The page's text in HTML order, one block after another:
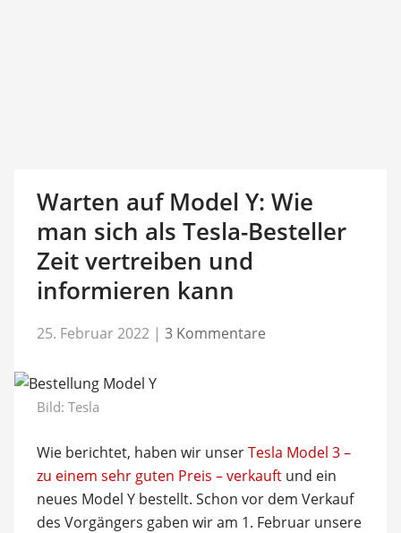
Warten auf Model Y: Wie
man sich als Tesla-Besteller
Zeit vertreiben und
informieren kann
25. Februar 2022 | 3 Kommentare
Bild: Tesla
Wie berichtet, haben wir unserTesla Model 3 –
zu einem sehr guten Preis – verkauftund ein
neues Model Y bestellt. Schon vor dem Verkauf
des Vorgängers gaben wir am 1. Februar unsere